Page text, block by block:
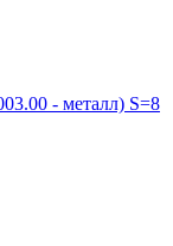
- металл) S=8